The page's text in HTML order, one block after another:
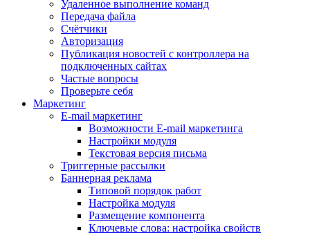
Удаленное выполнение команд
Передача файла
Счётчики
Авторизация
Публикация новостей с контроллера на
подключенных сайтах
Частые вопросы
Проверьте себя
Маркетинг
E-mail маркетинг
Возможности E-mail маркетинга
Настройки модуля
Текстовая версия письма
Триггерные рассылки
Баннерная реклама
Типовой порядок работ
Настройка модуля
Размещение компонента
Ключевые слова: настройка свойств